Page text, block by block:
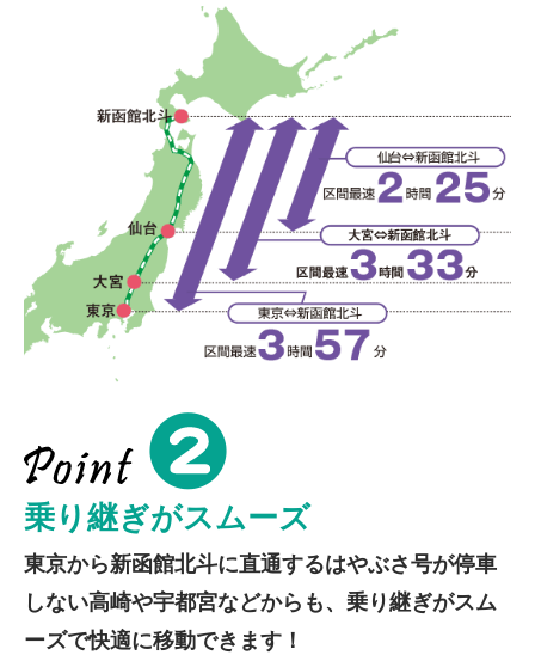
乗り継ぎがスムーズ
東京から新函館北斗に直通するはやぶさ号が停車
しない高崎や宇都宮などからも、乗り継ぎがスム
ーズで快適に移動できます！